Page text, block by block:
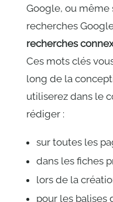
Google, ou
recherches
recherches
Ces mots clés
long de la
utiliserez dans le
rédiger :
sur toutes les
dans les fiches
lors de la
pour les balises